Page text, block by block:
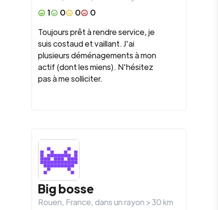
1
0 0
0
Toujours prêt à rendre service, je
suis costaud et vaillant. J'ai
plusieurs déménagements à mon
actif (dont les miens). N'hésitez
pas à me solliciter.
Big bosse
Rouen, France, dans un rayon >30km